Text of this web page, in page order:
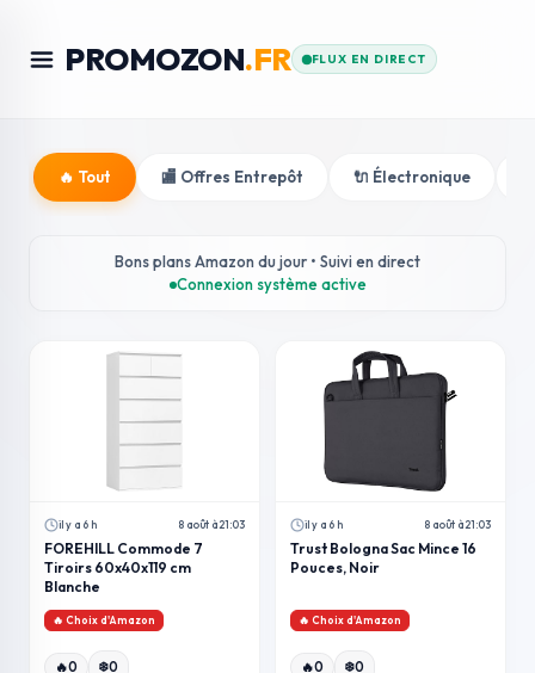
PROMOZON.FR FLUX EN DIRECT
🔥 Tout 🏬 Offres Entrepôt 🔌 Électronique
Bons plans Amazon du jour • Suivi en direct
Connexion système active
il y a 6 h 8 août à 21:03
FOREHILL Commode 7
Tiroirs 60x40x119 cm
Blanche
🔥 Choix d'Amazon
🔥0 ❄️0
il y a 6 h 8 août à 21:03
Trust Bologna Sac Mince 16
Pouces, Noir
🔥 Choix d'Amazon
🔥0 ❄️0